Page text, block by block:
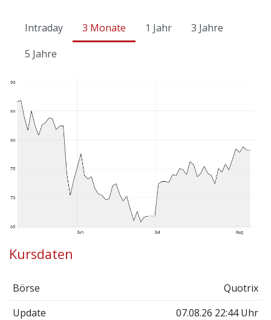
Intraday 3 Monate 1 Jahr
3 Jahre
5 Jahre
Kursdaten
Börse
Quotrix
Update
07.08.26 22:44 Uhr